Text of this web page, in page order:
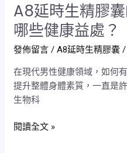
強
嗎？
用
者
真
實
見
證
與
家
A8延時生精膠
哪些健康益處？
發佈留言 /A8延時生精膠囊
在現代男性健康領域，如何
提升整體身體素質，一直是
生物科
A8
延
時
生
膠
囊
的
獨
閱讀全文 »